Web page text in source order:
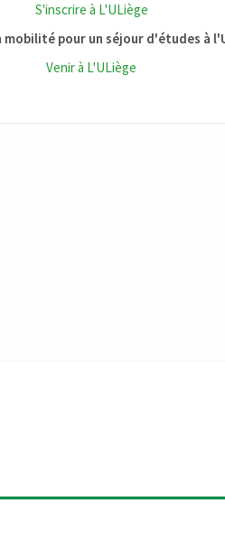
S'inscrire à L'ULiège
mobilité pour un séjour d'études à
Venir à L'ULiège